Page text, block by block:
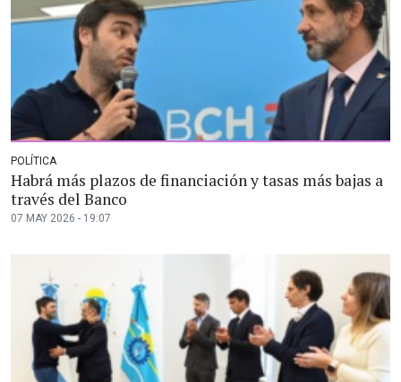
POLÍTICA
Habrá más plazos de financiación y tasas más bajas a
través del Banco
07 MAY 2026 - 19:07